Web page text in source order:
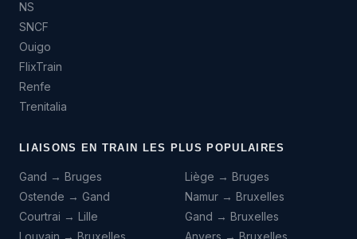
NS
SNCF
Ouigo
FlixTrain
Renfe
Trenitalia
LIAISONS EN TRAIN LES PLUS POPULAIRES
Gand → Bruges
Ostende → Gand
Courtrai → Lille
Louvain → Bruxelles
Liège → Bruges
Namur → Bruxelles
Gand → Bruxelles
Anvers → Bruxelles